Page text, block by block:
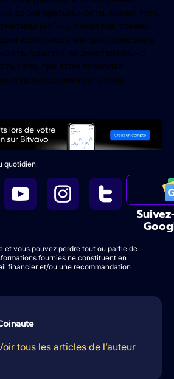
своей прибыльности. Кроме того,
BRC-20, такие как токены
использования пространства в
удастся ли действительно
сети, при этом позволяя
использования протокола
quotidien
et vous pouvez perdre tout ou partie de
fournies ne constituent en
financier et/ou une recommandation
tous les articles de l’auteur